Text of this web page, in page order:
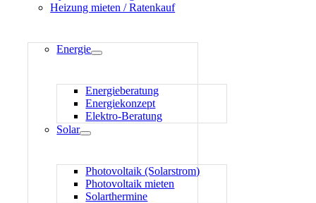
Heizung mieten / Ratenkauf
Energie
Energieberatung
Energiekonzept
Elektro-Beratung
Solar
Photovoltaik (Solarstrom)
Photovoltaik mieten
Solarthermine